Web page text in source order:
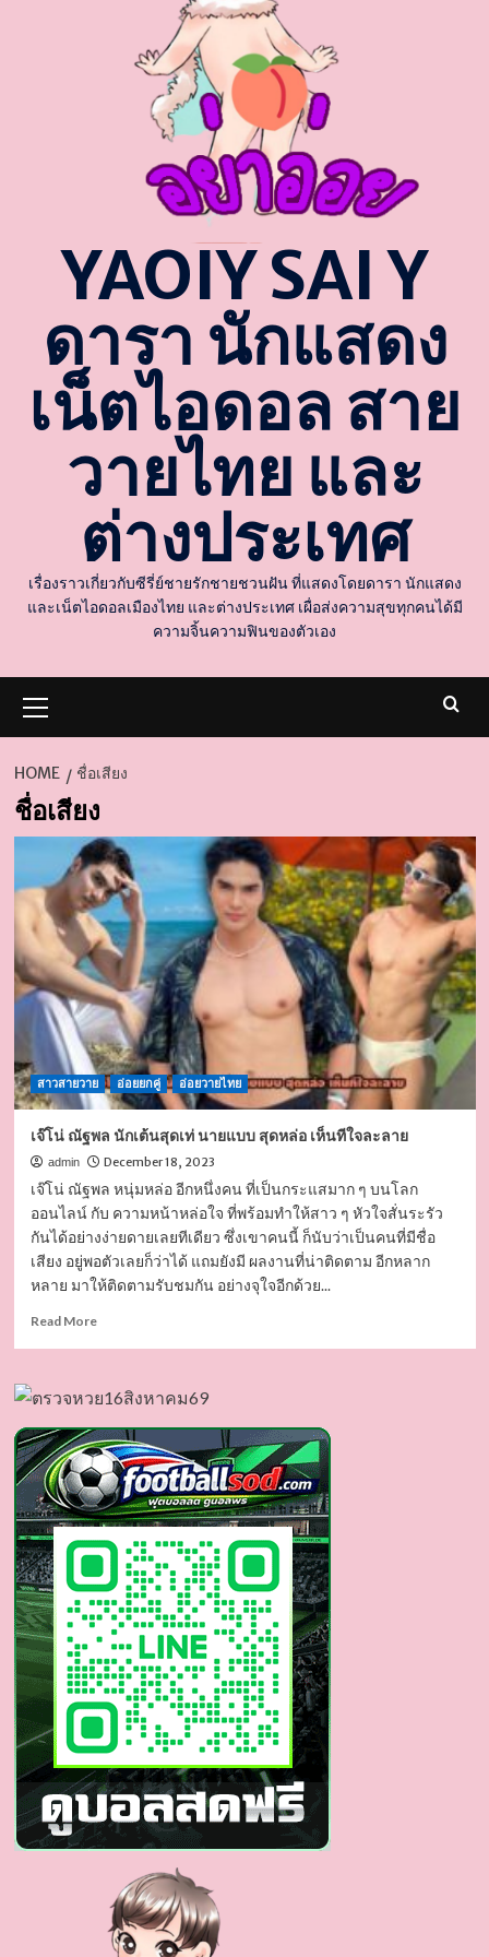
YAOIY SAI Y
ดารา นักแสดง
เน็ตไอดอล สาย
วายไทย และ
ต่างประเทศ
เรื่องราวเกี่ยวกับซีรี่ย์ชายรักชายชวนฝัน ที่แสดงโดยดารา นักแสดง
และเน็ตไอดอลเมืองไทย และต่างประเทศ เผื่อส่งความสุขทุกคนได้มี
ความจิ้นความฟินของตัวเอง
Menu
HOME ชื่อเสียง
ชื่อเสียง
สาวสายวาย อ่อยยกคู่ อ่อยวายไทย
เจ๊โน่ ณัฐพล นักเต้นสุดเท่ นายแบบ สุดหล่อ เห็นทีใจละลาย
admin December 18, 2023
เจ๊โน่ ณัฐพล หนุ่มหล่อ อีกหนึ่งคน ที่เป็นกระแสมาก ๆ บนโลก
ออนไลน์ กับ ความหน้าหล่อใจ ที่พร้อมทำให้สาว ๆ หัวใจสั่นระรัว
กันได้อย่างง่ายดายเลยทีเดียว ซึ่งเขาคนนี้ ก็นับว่าเป็นคนที่มีชื่อ
เสียง อยู่พอตัวเลยก็ว่าได้ แถมยังมี ผลงานที่น่าติดตาม อีกหลาก
หลาย มาให้ติดตามรับชมกัน อย่างจุใจอีกด้วย...
Read MoreRead
โน่
พล
นัก
เต้น
สุด
เท่
นาย
แบบ
สุด
หล่อ
เห็น
ใจ
ละลาย